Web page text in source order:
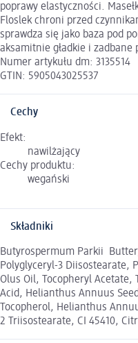
poprawy elastyczności.
Floslek chroni przed
sprawdza się jako baza pod
aksamitnie gładkie i zadbane
Numer artykułu dm: 3135514
GTIN: 5905043025537
Cechy
Efekt:
nawilżający
Cechy produktu:
wegański
Składniki
Butyrospermum Parkii
Polyglyceryl-3 Diisostearate,
Olus Oil, Tocopheryl Acetate,
Acid, Helianthus Annuus
Tocopherol, Helianthus
2 Triisostearate, CI 45410,